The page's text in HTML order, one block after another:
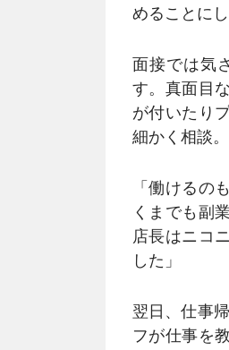
めることに
面接では気
す。真面目
が付いたり
細かく相談。
「働けるの
くまでも副
店長はニコ
した」
翌日、仕事
フが仕事を